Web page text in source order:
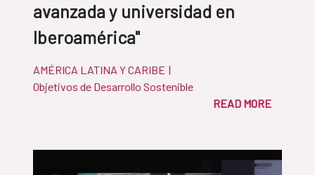
avanzada y universidad en
Iberoamérica"
AMÉRICA LATINA Y CARIBE |
Objetivos de Desarrollo Sostenible
READ MORE